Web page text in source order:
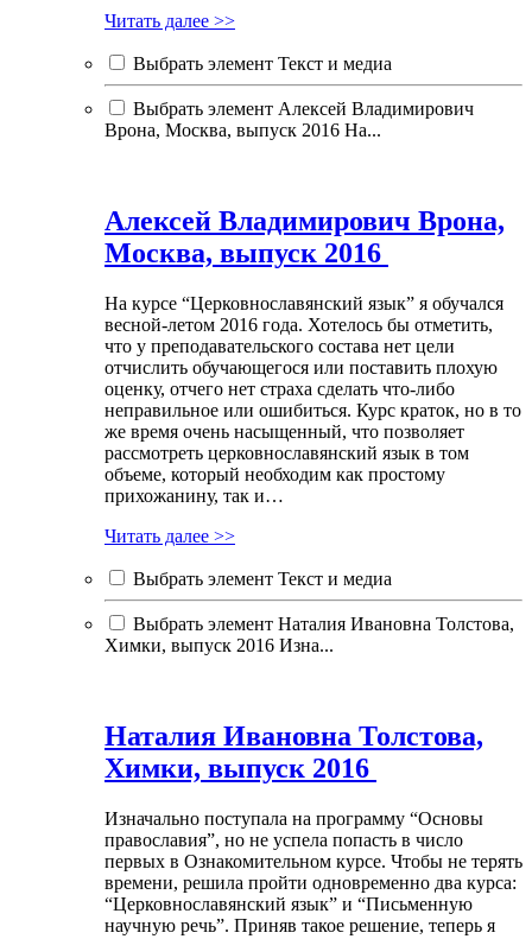
Читать далее >>
Выбрать элемент Текст и медиа
Выбрать элемент Алексей Владимирович
Врона, Москва, выпуск 2016 На...
Алексей Владимирович Врона,
Москва, выпуск 2016
На курсе “Церковнославянский язык” я обучался
весной-летом 2016 года. Хотелось бы отметить,
что у преподавательского состава нет цели
отчислить обучающегося или поставить плохую
оценку, отчего нет страха сделать что-либо
неправильное или ошибиться. Курс краток, но в то
же время очень насыщенный, что позволяет
рассмотреть церковнославянский язык в том
объеме, который необходим как простому
прихожанину, так и…
Читать далее >>
Выбрать элемент Текст и медиа
Выбрать элемент Наталия Ивановна Толстова,
Химки, выпуск 2016 Изна...
Наталия Ивановна Толстова,
Химки, выпуск 2016
Изначально поступала на программу “Основы
православия”, но не успела попасть в число
первых в Ознакомительном курсе. Чтобы не терять
времени, решила пройти одновременно два курса:
“Церковнославянский язык” и “Письменную
научную речь”. Приняв такое решение, теперь я